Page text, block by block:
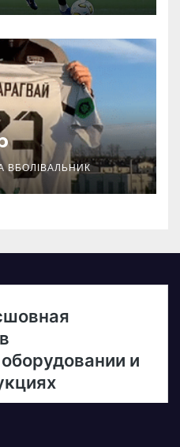
ВБОЛІВАЛЬНИК